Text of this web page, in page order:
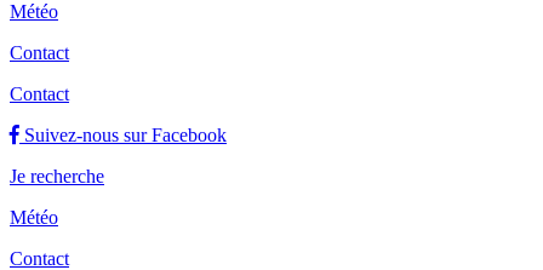
Météo
Contact
Contact
Suivez-nous sur Facebook
Je recherche
Météo
Contact